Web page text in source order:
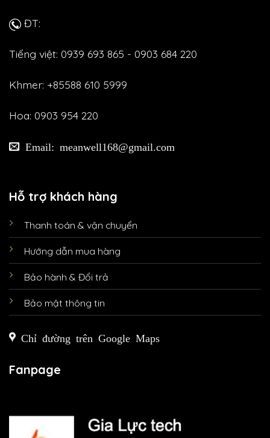
ĐT:
Tiếng việt: 0939 693 865 - 0903 684 220
Khmer: +85588 610 5999
Hoa: 0903 954 220
Email: meanwell168@gmail.com
Hỗ trợ khách hàng
Thanh toán & vận chuyển
Hướng dẫn mua hàng
Bảo hành & Đổi trả
Bảo mật thông tin
Chỉ đường trên Google Maps
Fanpage